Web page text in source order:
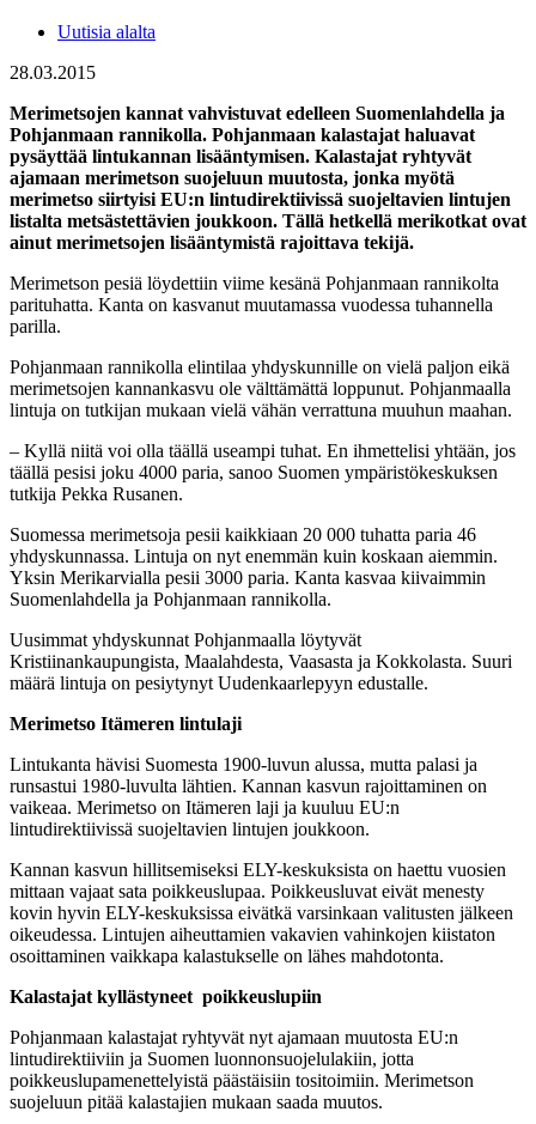
Uutisia alalta
28.03.2015
Merimetsojen kannat vahvistuvat edelleen Suomenlahdella ja
Pohjanmaan rannikolla. Pohjanmaan kalastajat haluavat
pysäyttää lintukannan lisääntymisen. Kalastajat ryhtyvät
ajamaan merimetson suojeluun muutosta, jonka myötä
merimetso siirtyisi EU:n lintudirektiivissä suojeltavien lintujen
listalta metsästettävien joukkoon. Tällä hetkellä merikotkat ovat
ainut merimetsojen lisääntymistä rajoittava tekijä.
Merimetson pesiä löydettiin viime kesänä Pohjanmaan rannikolta
parituhatta. Kanta on kasvanut muutamassa vuodessa tuhannella
parilla.
Pohjanmaan rannikolla elintilaa yhdyskunnille on vielä paljon eikä
merimetsojen kannankasvu ole välttämättä loppunut. Pohjanmaalla
lintuja on tutkijan mukaan vielä vähän verrattuna muuhun maahan.
– Kyllä niitä voi olla täällä useampi tuhat. En ihmettelisi yhtään, jos
täällä pesisi joku 4000 paria, sanoo Suomen ympäristökeskuksen
tutkija Pekka Rusanen.
Suomessa merimetsoja pesii kaikkiaan 20 000 tuhatta paria 46
yhdyskunnassa. Lintuja on nyt enemmän kuin koskaan aiemmin.
Yksin Merikarvialla pesii 3000 paria. Kanta kasvaa kiivaimmin
Suomenlahdella ja Pohjanmaan rannikolla.
Uusimmat yhdyskunnat Pohjanmaalla löytyvät
Kristiinankaupungista, Maalahdesta, Vaasasta ja Kokkolasta. Suuri
määrä lintuja on pesiytynyt Uudenkaarlepyyn edustalle.
Merimetso Itämeren lintulaji
Lintukanta hävisi Suomesta 1900-luvun alussa, mutta palasi ja
runsastui 1980-luvulta lähtien. Kannan kasvun rajoittaminen on
vaikeaa. Merimetso on Itämeren laji ja kuuluu EU:n
lintudirektiivissä suojeltavien lintujen joukkoon.
Kannan kasvun hillitsemiseksi ELY-keskuksista on haettu vuosien
mittaan vajaat sata poikkeuslupaa. Poikkeusluvat eivät menesty
kovin hyvin ELY-keskuksissa eivätkä varsinkaan valitusten jälkeen
oikeudessa. Lintujen aiheuttamien vakavien vahinkojen kiistaton
osoittaminen vaikkapa kalastukselle on lähes mahdotonta.
Kalastajat kyllästyneet poikkeuslupiin
Pohjanmaan kalastajat ryhtyvät nyt ajamaan muutosta EU:n
lintudirektiiviin ja Suomen luonnonsuojelulakiin, jotta
poikkeuslupamenettelyistä päästäisiin tositoimiin. Merimetson
suojeluun pitää kalastajien mukaan saada muutos.